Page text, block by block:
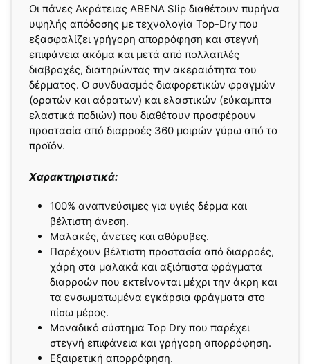
Οι πάνες Ακράτειας ABENA Slip διαθέτουν πυρήνα
υψηλής απόδοσης με τεχνολογία Top-Dry που
εξασφαλίζει γρήγορη απορρόφηση και στεγνή
επιφάνεια ακόμα και μετά από πολλαπλές
διαβροχές, διατηρώντας την ακεραιότητα του
δέρματος. Ο συνδυασμός διαφορετικών φραγμών
(ορατών και αόρατων) και ελαστικών (εύκαμπτα
ελαστικά ποδιών) που διαθέτουν προσφέρουν
προστασία από διαρροές 360 μοιρών γύρω από το
προϊόν.
Χαρακτηριστικά:
100% αναπνεύσιμες για υγιές δέρμα και
βέλτιστη άνεση.
Μαλακές, άνετες και αθόρυβες.
Παρέχουν βέλτιστη προστασία από διαρροές,
χάρη στα μαλακά και αξιόπιστα φράγματα
διαρροών που εκτείνονται μέχρι την άκρη και
τα ενσωματωμένα εγκάρσια φράγματα στο
πίσω μέρος.
Μοναδικό σύστημα Top Dry που παρέχει
στεγνή επιφάνεια και γρήγορη απορρόφηση.
Εξαιρετική απορρόφηση.